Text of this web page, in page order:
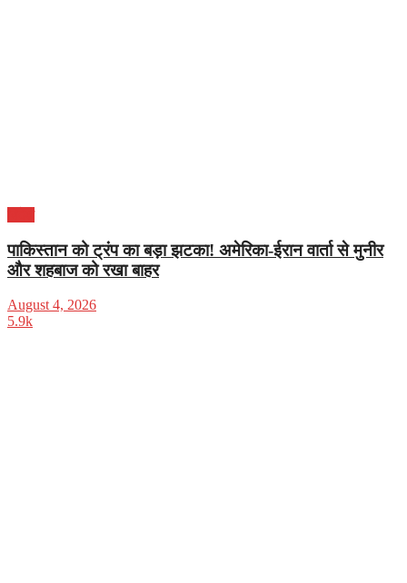
पाकिस्तान को ट्रंप का बड़ा झटका! अमेरिका-ईरान वार्ता से मुनीर
और शहबाज को रखा बाहर
August 4, 2026
5.9k